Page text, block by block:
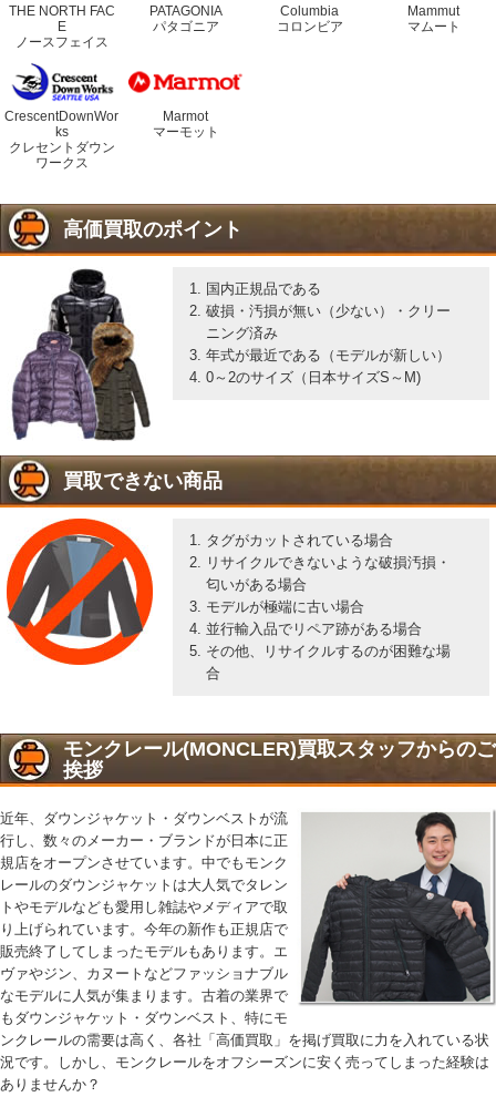
THE NORTH FAC
E
ノースフェイス
PATAGONIA
パタゴニア
Columbia
コロンビア
Mammut
マムート
CrescentDownWor
ks
クレセントダウン
ワークス
Marmot
マーモット
高価買取のポイント
国内正規品である
破損・汚損が無い（少ない）・クリー
ニング済み
年式が最近である（モデルが新しい）
0～2のサイズ（日本サイズS～M)
買取できない商品
タグがカットされている場合
リサイクルできないような破損汚損・
匂いがある場合
モデルが極端に古い場合
並行輸入品でリペア跡がある場合
その他、リサイクルするのが困難な場
合
モンクレール(MONCLER)買取スタッフからのご
挨拶
近年、ダウンジャケット・ダウンベストが流
行し、数々のメーカー・ブランドが日本に正
規店をオープンさせています。中でもモンク
レールのダウンジャケットは大人気でタレン
トやモデルなども愛用し雑誌やメディアで取
り上げられています。今年の新作も正規店で
販売終了してしまったモデルもあります。エ
ヴァやジン、カヌートなどファッショナブル
なモデルに人気が集まります。古着の業界で
もダウンジャケット・ダウンベスト、特にモ
ンクレールの需要は高く、各社「高価買取」を掲げ買取に力を入れている状
況です。しかし、モンクレールをオフシーズンに安く売ってしまった経験は
ありませんか？